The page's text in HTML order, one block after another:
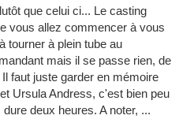
que celui ci... Le casting
vous allez commencer à vous
tourner à plein tube au
mais il se passe rien, de
faut juste garder en mémoire
Ursula Andress, c'est bien peu
deux heures. A noter, ...